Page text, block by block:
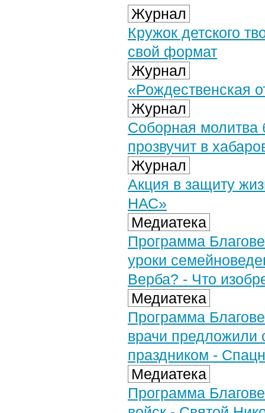
Журнал
Кружок детского
свой формат
Журнал
«Рождественская
Журнал
Соборная молитва
прозвучит в
Журнал
Акция в защиту
НАС»
Медиатека
Программа
уроки
Верба? - Что
Медиатека
Программа
врачи предложили
праздником -
Медиатека
Программа